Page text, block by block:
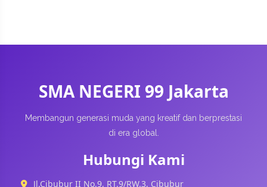
SMA NEGERI 99 Jakarta
Membangun generasi muda yang kreatif dan berprestasi
di era global.
Hubungi Kami
Jl.Cibubur II No.9, RT.9/RW.3, Cibubur